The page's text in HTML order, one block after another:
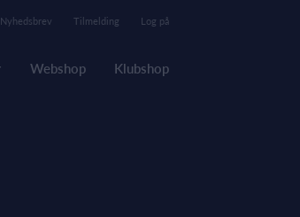
Nyhedsbrev Tilmelding Log på
Webshop Klubshop